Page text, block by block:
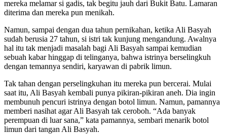
mereka melamar si gadis, tak begitu jauh dari Bukit Batu. Lamaran
diterima dan mereka pun menikah.
Namun, sampai dengan dua tahun pernikahan, ketika Ali Basyah
sudah berusia 27 tahun, si istri tak kunjung mengandung. Awalnya
hal itu tak menjadi masalah bagi Ali Basyah sampai kemudian
sebuah kabar hinggap di telinganya, bahwa istrinya berselingkuh
dengan temannya sendiri, karyawan di pabrik limun.
Tak tahan dengan perselingkuhan itu mereka pun bercerai. Mulai
saat itu, Ali Basyah kembali punya pikiran-pikiran aneh. Dia ingin
membunuh pencuri istrinya dengan botol limun. Namun, pamannya
memberi nasihat agar Ali Basyah tak ceroboh. “Ada banyak
perempuan di luar sana,” kata pamannya, sembari menarik botol
limun dari tangan Ali Basyah.